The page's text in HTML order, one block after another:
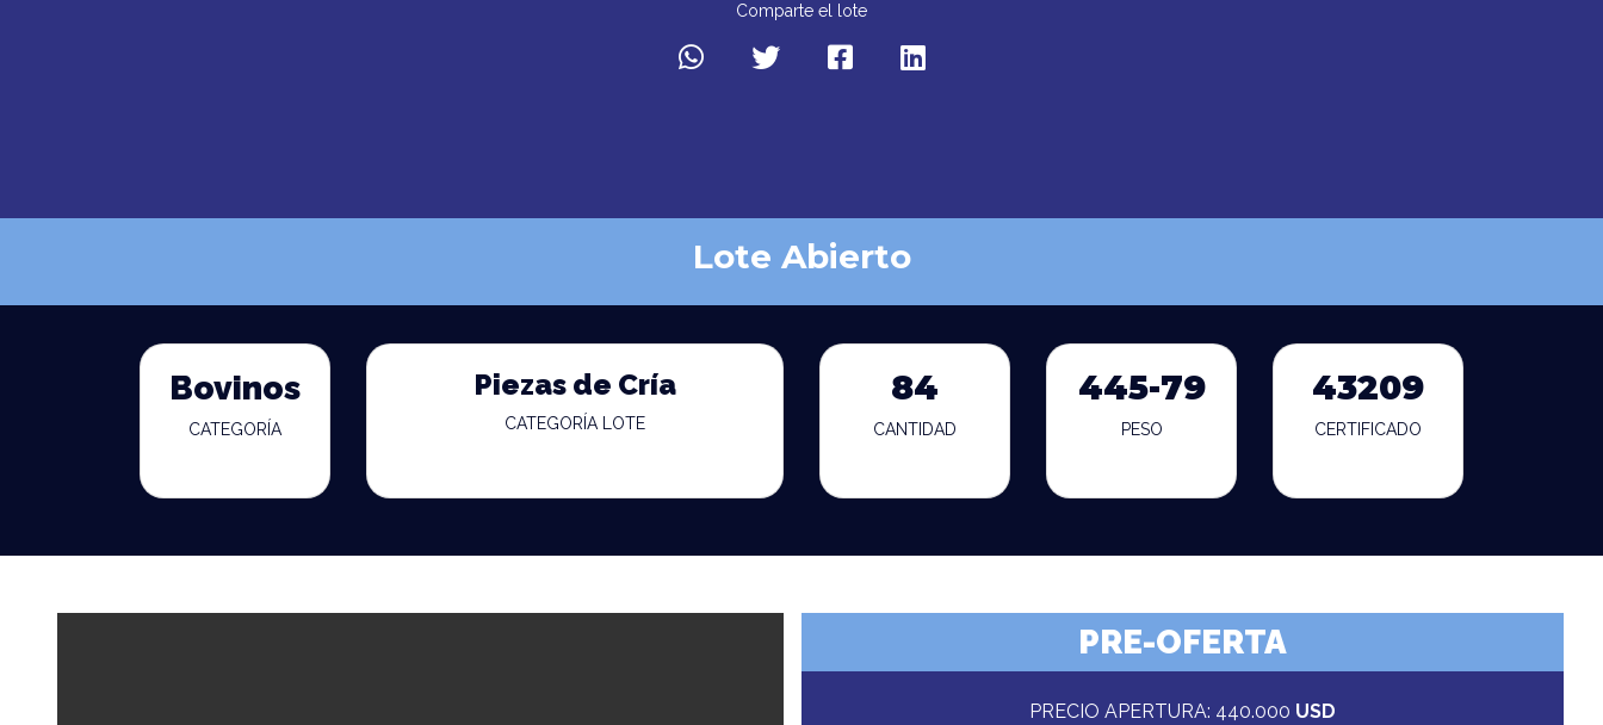
Comparte el lote
Lote Abierto
Bovinos
CATEGORÍA
Piezas de Cría
CATEGORÍA LOTE
84
CANTIDAD
445-79
PESO
43209
CERTIFICADO
PRE-OFERTA
PRECIO APERTURA: 440.000 USD